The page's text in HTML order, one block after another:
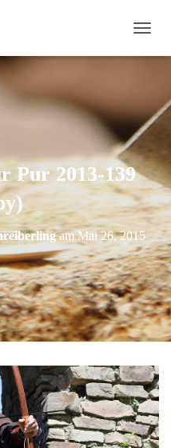
A
A
T
I
O
N
U
M
S
C
H
A
L
T
E
N
Pur 2013-139
amMai 26, 2015